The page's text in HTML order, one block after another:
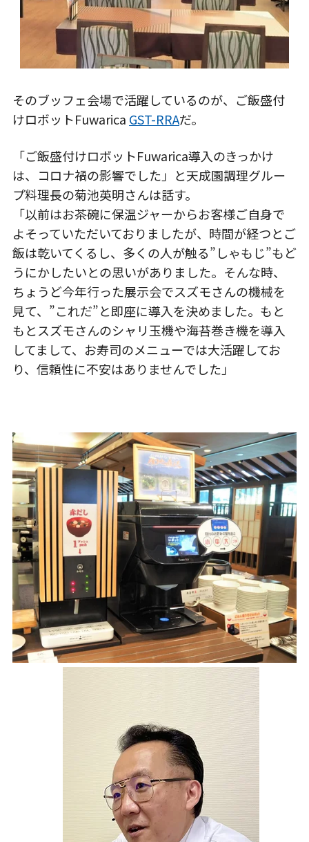
そのブッフェ会場で活躍しているのが、ご飯盛付
けロボットFuwarica GST-RRAだ。
「ご飯盛付けロボットFuwarica導入のきっかけ
は、コロナ禍の影響でした」と天成園調理グルー
プ料理長の菊池英明さんは話す。
「以前はお茶碗に保温ジャーからお客様ご自身で
よそっていただいておりましたが、時間が経つとご
飯は乾いてくるし、多くの人が触る”しゃもじ”もど
うにかしたいとの思いがありました。そんな時、
ちょうど今年行った展示会でスズモさんの機械を
見て、”これだ”と即座に導入を決めました。もと
もとスズモさんのシャリ玉機や海苔巻き機を導入
してまして、お寿司のメニューでは大活躍してお
り、信頼性に不安はありませんでした」